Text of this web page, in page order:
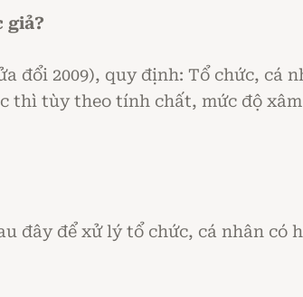
giả?
đổi 2009), quy định: Tổ chức, cá
thì tùy theo tính chất, mức độ
đây để xử lý tổ chức, cá nhân có